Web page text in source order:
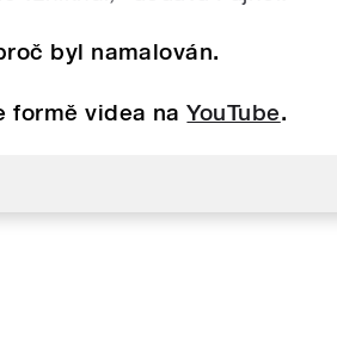
byl namalován.
formě videa naYouTube.